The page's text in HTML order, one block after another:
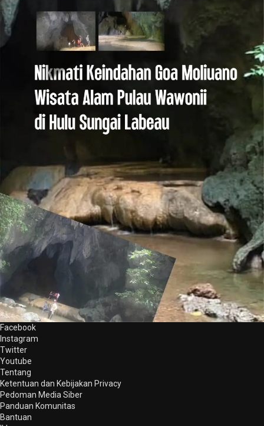
Facebook
Instagram
Twitter
Youtube
Tentang
Ketentuan dan Kebijakan Privacy
Pedoman Media Siber
Panduan Komunitas
Bantuan